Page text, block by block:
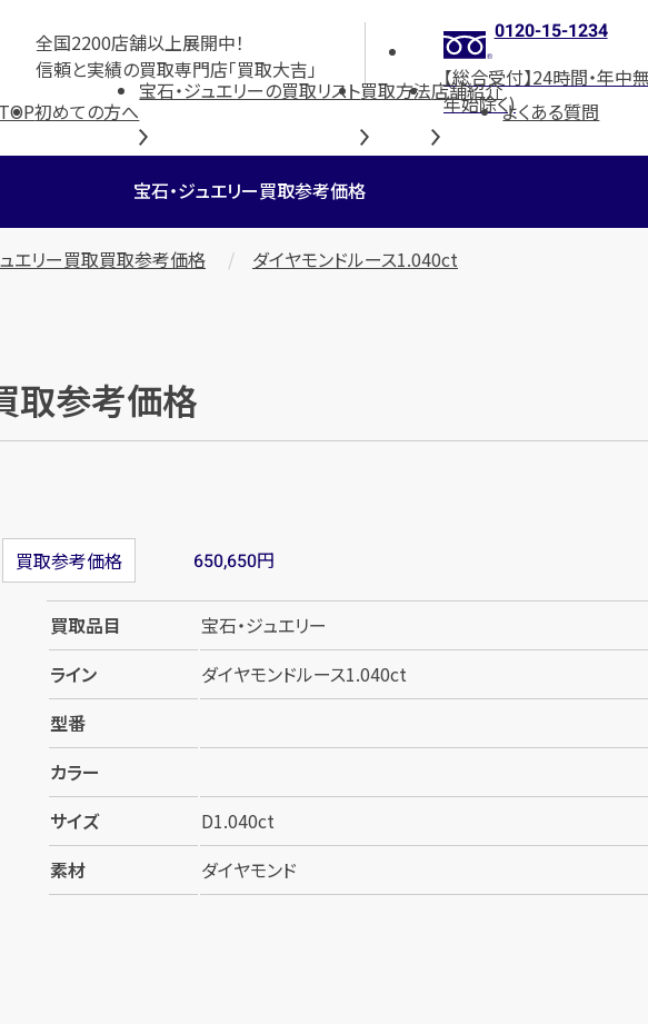
全国2200店舗以上展開中！
信頼と実績の買取専門店「買取大吉」
0120-15-1234
【総合受付】24時間・年中
年始除く)
初めての方へ
宝石・ジュエリーの買取リスト買取方法店舗紹介
よくある質問
宝石・ジュエリー買取参考価格
エリー買取買取参考価格 ダイヤモンドルース1.040ct
取参考価格
買取参考価格 650,650円
買取品目
宝石・ジュエリー
ライン
ダイヤモンドルース1.040ct
型番
カラー
サイズ
D1.040ct
素材
ダイヤモンド